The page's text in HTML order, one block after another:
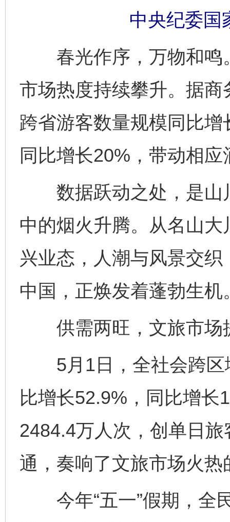
中央纪委国
春光作序，万物和鸣
市场热度持续攀升。据
跨省游客数量规模同比
同比增长20%，带动相
数据跃动之处，是山
中的烟火升腾。从名山
兴业态，人潮与风景交
中国，正焕发着蓬勃生机
供需两旺，文旅市场
5月1日，全社会跨区
比增长52.9%，同比增长
2484.4万人次，创单日
通，奏响了文旅市场火热
今年“五一”假期，全